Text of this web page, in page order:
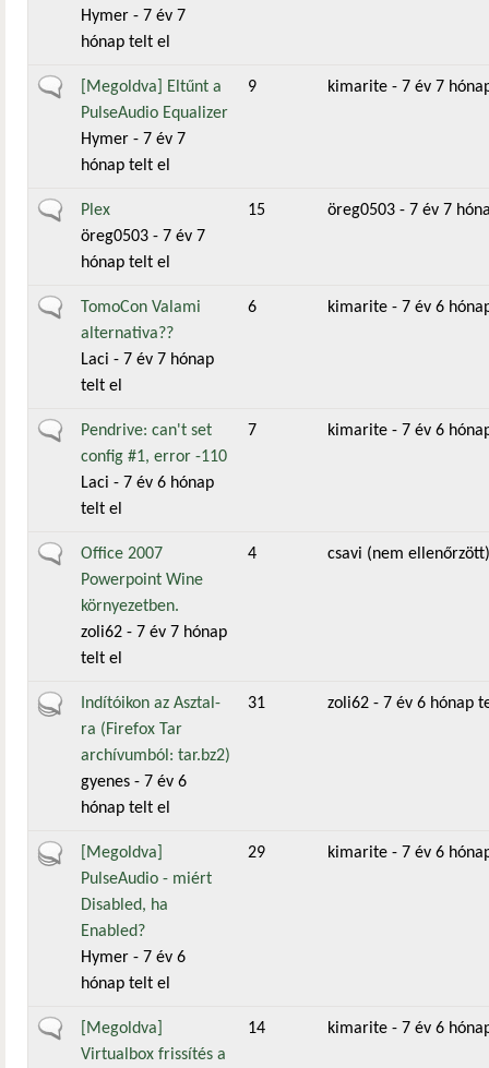
Hymer - 7 év 7
hónap telt el
Általános téma
[Megoldva] Eltűnt a
PulseAudio Equalizer
Hymer - 7 év 7
hónap telt el
9 kimarite - 7 év 7
Általános téma
Plex
öreg0503 - 7 év 7
hónap telt el
15 öreg0503 - 7 év 7
Általános téma
TomoCon Valami
alternativa??
Laci - 7 év 7 hónap
telt el
6 kimarite - 7 év 6
Általános téma
Pendrive: can't set
config #1, error -110
Laci - 7 év 6 hónap
telt el
7 kimarite - 7 év 6
Általános téma
Office 2007
Powerpoint Wine
környezetben.
zoli62 - 7 év 7 hónap
telt el
4 csavi (nem ellenőrzött)
Aktív témaIndítóikon az Asztal-
ra (Firefox Tar
archívumból: tar.bz2)
gyenes - 7 év 6
hónap telt el
31 zoli62 - 7 év 6 hónap
Aktív téma[Megoldva]
PulseAudio - miért
Disabled, ha
Enabled?
Hymer - 7 év 6
hónap telt el
29 kimarite - 7 év 6
Általános téma
[Megoldva]
Virtualbox frissítés a
14 kimarite - 7 év 6